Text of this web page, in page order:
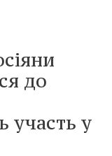
до
участь у